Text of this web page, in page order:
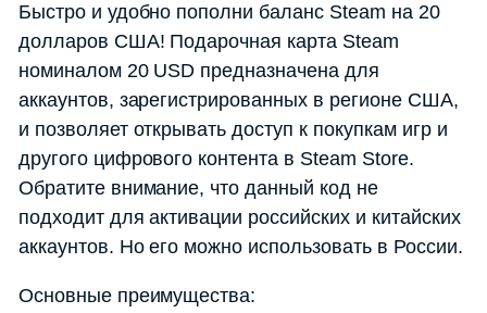
Быстро и удобно пополни баланс Steam на 20
долларов США! Подарочная карта Steam
номиналом 20 USD предназначена для
аккаунтов, зарегистрированных в регионе США,
и позволяет открывать доступ к покупкам игр и
другого цифрового контента в Steam Store.
Обратите внимание, что данный код не
подходит для активации российских и китайских
аккаунтов. Но его можно использовать в России.
Основные преимущества: